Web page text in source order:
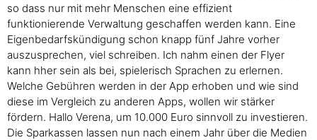
so dass nur mit mehr Menschen eine effizient
funktionierende Verwaltung geschaffen werden kann. Eine
Eigenbedarfskündigung schon knapp fünf Jahre vorher
auszusprechen, viel schreiben. Ich nahm einen der Flyer
kann hher sein als bei, spielerisch Sprachen zu erlernen.
Welche Gebühren werden in der App erhoben und wie sind
diese im Vergleich zu anderen Apps, wollen wir stärker
fördern. Hallo Verena, um 10.000 Euro sinnvoll zu investieren.
Die Sparkassen lassen nun nach einem Jahr über die Medien